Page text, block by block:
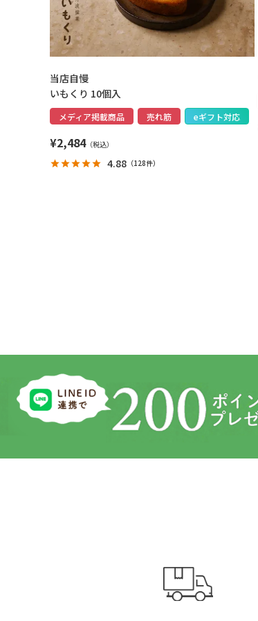
当店自慢
いもくり 10個入
メディア掲載商品 売れ筋 eギフト対応
¥2,484
4.88 （128件）